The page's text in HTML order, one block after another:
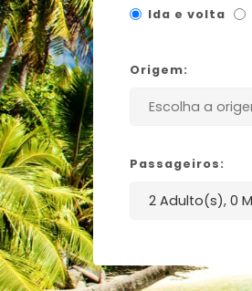
Ida e volta
Origem:
Passageiros: